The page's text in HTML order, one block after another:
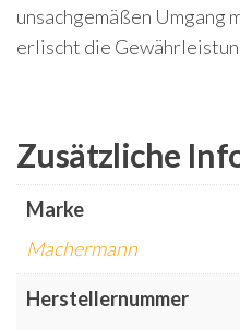
unsachgemäßen Umgang
erlischt die
Zusätzliche
Marke
Machermann
Herstellernummer